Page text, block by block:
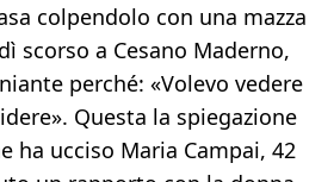
colpendolo con una mazza
scorso a Cesano Maderno,
perché: «Volevo vedere
Questa la spiegazione
ha ucciso Maria Campai, 42